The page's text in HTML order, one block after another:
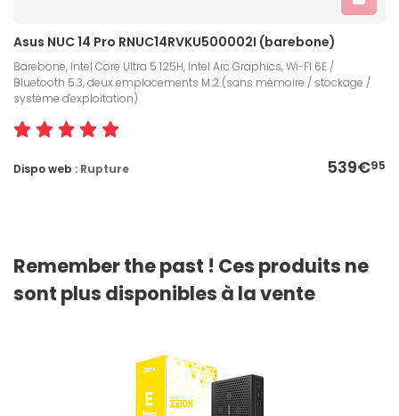
Asus NUC 14 Pro RNUC14RVKU500002I (barebone)
Barebone, Intel Core Ultra 5 125H, Intel Arc Graphics, Wi-FI 6E /
Bluetooth 5.3, deux emplacements M.2 (sans mémoire / stockage /
système d'exploitation)
539€95
Dispo web : Rupture
Remember the past ! Ces produits ne
sont plus disponibles à la vente